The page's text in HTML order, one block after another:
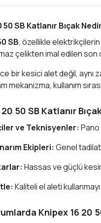
50 SB Katlanır Bıçak
SB, özellikle elektrikçilerin
çelikten imal edilen son
bir kesici alet değil,
mekanizma, kullanım
50 SB Katlanır
ve Teknisyenler: Pano
Ekipleri: Genel
Hassas ve güçlü
Kaliteli el aleti
Knipex 16 20